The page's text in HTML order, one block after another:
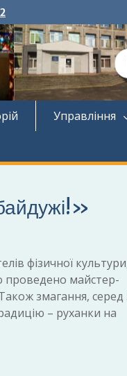
Управління
фізичної
проведено майстер-
Також змагання,
– руханки на